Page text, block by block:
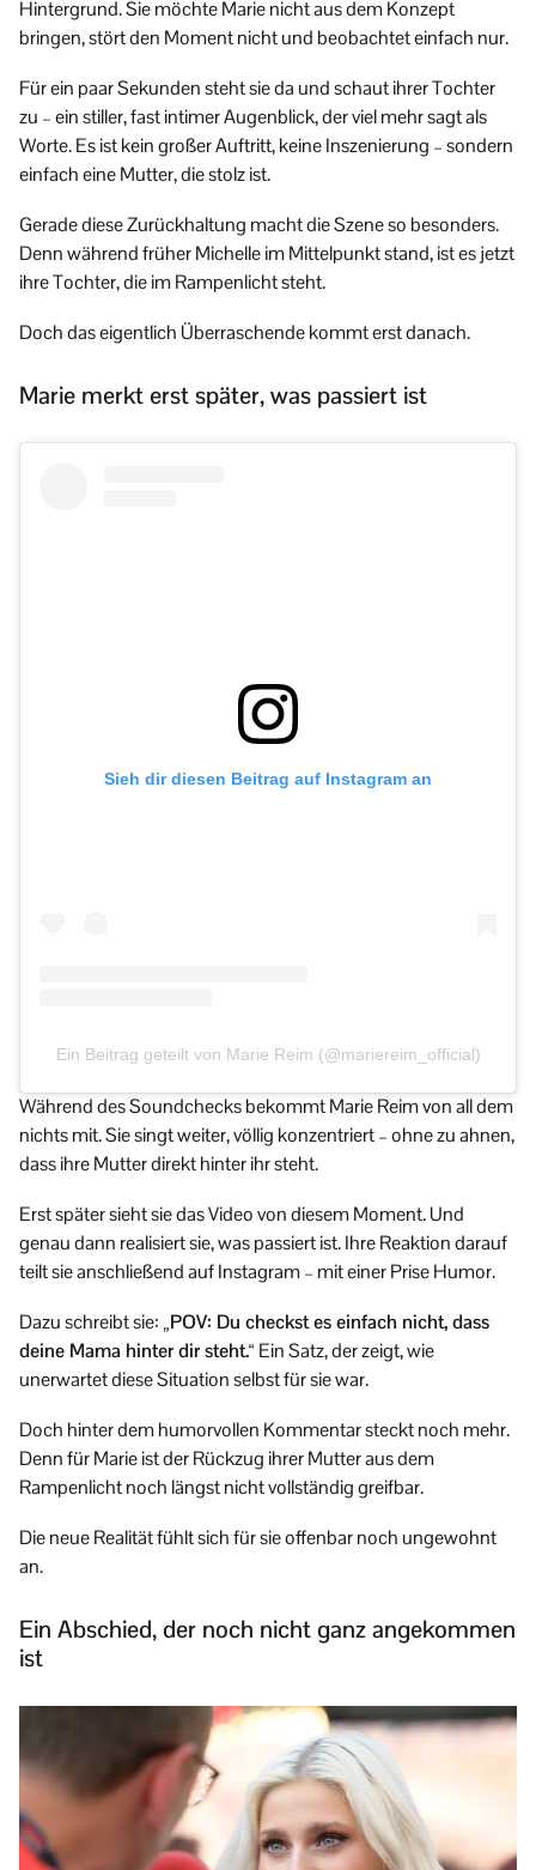
Hintergrund. Sie möchte Marie nicht aus dem Konzept
bringen, stört den Moment nicht und beobachtet einfach nur.
Für ein paar Sekunden steht sie da und schaut ihrer Tochter
zu – ein stiller, fast intimer Augenblick, der viel mehr sagt als
Worte. Es ist kein großer Auftritt, keine Inszenierung – sondern
einfach eine Mutter, die stolz ist.
Gerade diese Zurückhaltung macht die Szene so besonders.
Denn während früher Michelle im Mittelpunkt stand, ist es jetzt
ihre Tochter, die im Rampenlicht steht.
Doch das eigentlich Überraschende kommt erst danach.
Marie merkt erst später, was passiert ist
Sieh dir diesen Beitrag auf Instagram an
Ein Beitrag geteilt von Marie Reim (@mariereim_official)
Während des Soundchecks bekommt Marie Reim von all dem
nichts mit. Sie singt weiter, völlig konzentriert – ohne zu ahnen,
dass ihre Mutter direkt hinter ihr steht.
Erst später sieht sie das Video von diesem Moment. Und
genau dann realisiert sie, was passiert ist. Ihre Reaktion darauf
teilt sie anschließend auf Instagram – mit einer Prise Humor.
Dazu schreibt sie: „POV: Du checkst es einfach nicht, dass
deine Mama hinter dir steht.“Ein Satz, der zeigt, wie
unerwartet diese Situation selbst für sie war.
Doch hinter dem humorvollen Kommentar steckt noch mehr.
Denn für Marie ist der Rückzug ihrer Mutter aus dem
Rampenlicht noch längst nicht vollständig greifbar.
Die neue Realität fühlt sich für sie offenbar noch ungewohnt
an.
Ein Abschied, der noch nicht ganz angekommen
ist